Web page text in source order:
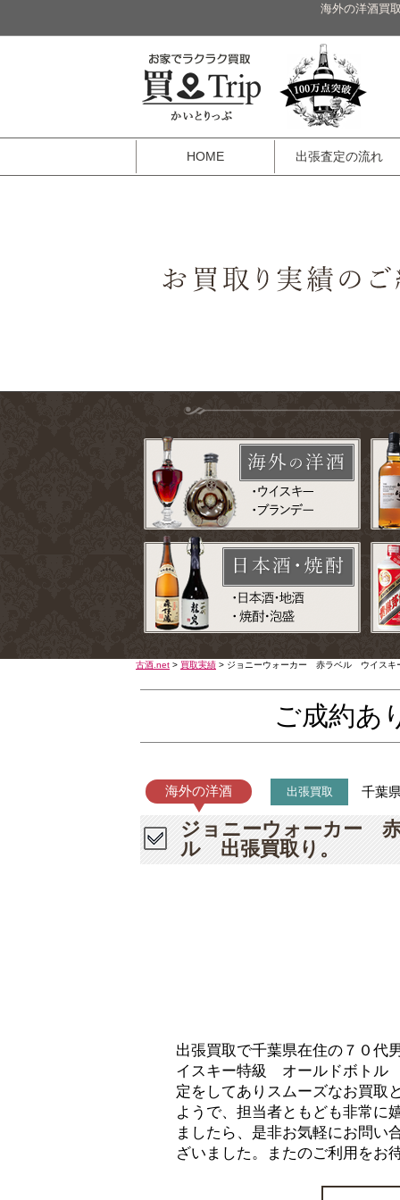
海外の洋酒買
HOME 出張査定の流れ
古酒.net > 買取実績 > ジョニーウォーカー 赤ラベル ウイス
ご成約あ
海外の洋酒 出張買取 千葉
ジョニーウォーカー
ル 出張買取り。
出張買取で千葉県在住の７０
イスキー特級 オールドボトル
定をしてありスムーズなお買取
ようで、担当者ともども非常に
ましたら、是非お気軽にお問い
ざいました。またのご利用をお